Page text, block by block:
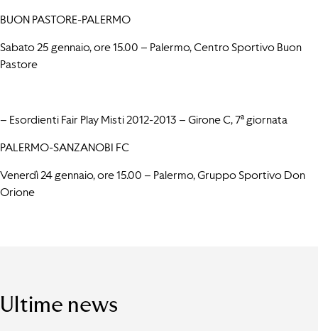
BUON PASTORE-PALERMO
Sabato 25 gennaio, ore 15.00 – Palermo, Centro Sportivo Buon
Pastore
– Esordienti Fair Play Misti 2012-2013 – Girone C, 7ª giornata
PALERMO-SANZANOBI FC
Venerdì 24 gennaio, ore 15.00 – Palermo, Gruppo Sportivo Don
Orione
Ultime news